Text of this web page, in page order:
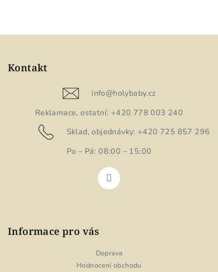
Kontakt
info@holybaby.cz
Reklamace, ostatní: +420 778 003 240
Sklad, objednávky: +420 725 857 296
Po – Pá: 08:00 – 15:00
Informace pro vás
Doprava
Hodnocení obchodu